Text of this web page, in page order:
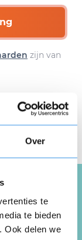
Over
te
te bieden
Ook delen we
zijn van